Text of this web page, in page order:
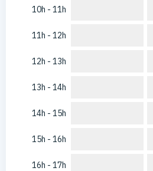
10h - 11h
11h - 12h
12h - 13h
13h - 14h
14h - 15h
15h - 16h
16h - 17h